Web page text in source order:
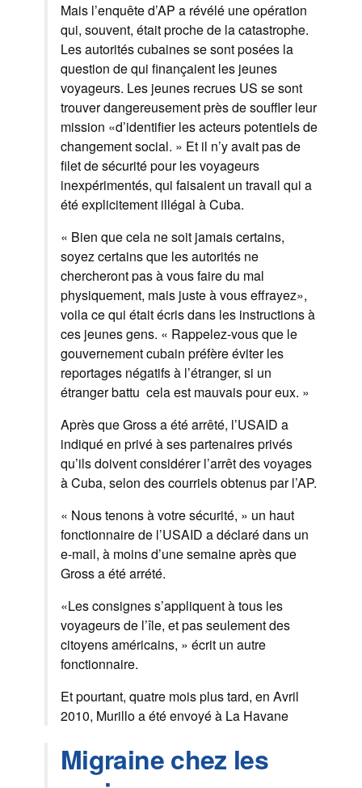
Mais l’enquête d’AP a révélé une opération
qui, souvent, était proche de ​​la catastrophe.
Les autorités cubainesse sont posées la
question de qui finançaient les jeunes
voyageurs. Les jeunes recrues US se sont
trouver dangereusementprès desouffler leur
mission «d’identifier les acteurspotentielsde
changementsocial. » Et il n’y avait pasde
filet de sécuritépour les voyageurs
inexpérimentés, qui faisaient un travail qui a
été explicitement illégal à Cuba.
« Bien que cela ne soit jamais certains,
soyez certainsque les autorités ne
chercheront pas àvous faire du mal
physiquement, mais juste à vous effrayez»,
voila ce qui était écris dans les instructions à
ces jeunes gens. « Rappelez-vous que le
gouvernement cubain préfèreéviter les
reportages négatifsà l’étranger, si un
étrangerbattu celaest mauvais pour eux. »
Aprèsque Grossa été arrêté, l’USAID a
indiqué en privéà ses partenaires privés
qu’ilsdoiventconsidérer l’arrêt desvoyages
àCuba, selon des courrielsobtenus par l’AP.
« Nous tenons àvotre sécurité, » un haut
fonctionnairede l’USAID a déclaré dans un
e-mail, à moinsd’une semaine aprèsque
Grossa été arrété.
«Les consignes s’appliquentàtous les
voyageurs de l’île, et pas seulementdes
citoyens américains, » écrit un autre
fonctionnaire.
Et pourtant, quatre mois plus tard, en Avril
2010, Murilloa été envoyéà La Havane
Migraine chez les